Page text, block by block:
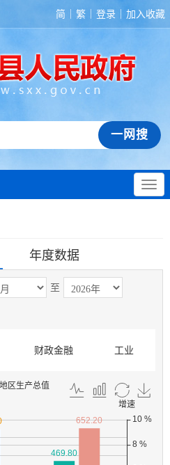
简 繁 登录 加入收藏
年度数据
至
财政金融 工业